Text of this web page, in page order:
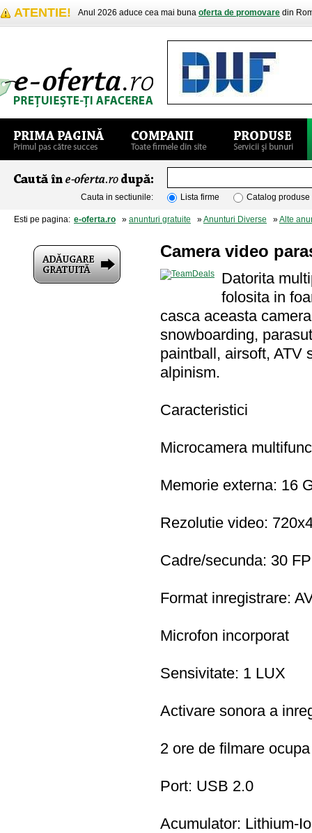
ATENTIE! Anul 2026 aduce cea mai buna oferta de promovare din
Cauta in sectiunile: Lista firme Catalog produse
Esti pe pagina: e-oferta.ro » anunturi gratuite »Anunturi Diverse »Alte
Camera video
Datorita
folosita in
casca aceasta
snowboarding,
paintball, airsoft, ATV
alpinism.
Caracteristici
Microcamera
Memorie externa: 16
Rezolutie video:
Cadre/secunda: 30
Format inregistrare:
Microfon incorporat
Sensivitate: 1 LUX
Activare sonora a
2 ore de filmare
Port: USB 2.0
Acumulator: Lithium-